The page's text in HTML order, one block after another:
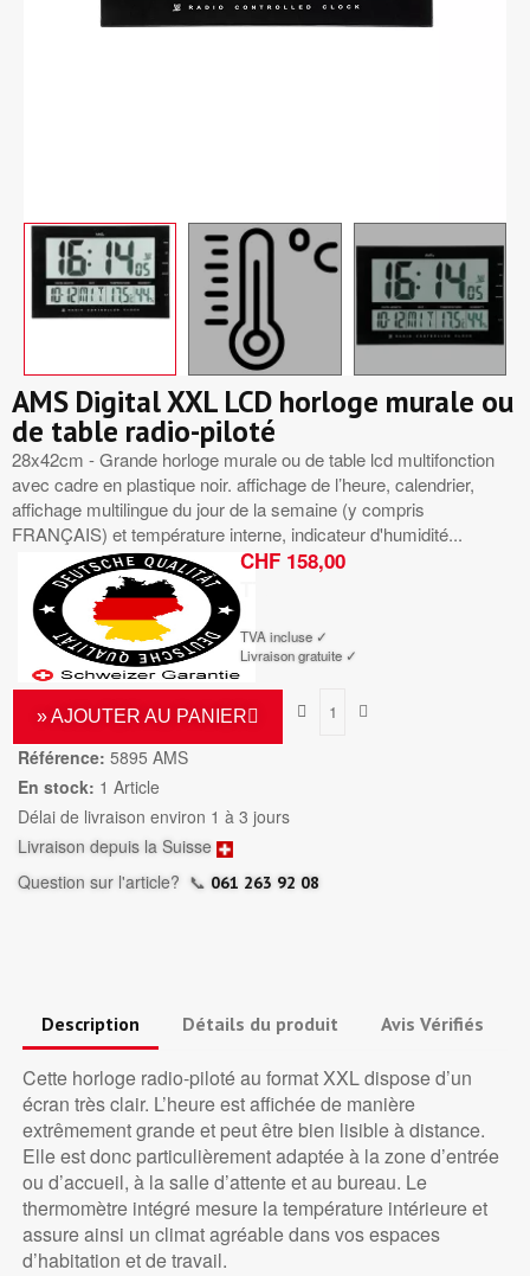
AMS Digital XXL LCD horloge murale ou
de table radio-piloté
28x42cm - Grande horloge murale ou de table lcd multifonction
avec cadre en plastique noir. affichage de l’heure, calendrier,
affichage multilingue du jour de la semaine (y compris
FRANÇAIS) et température interne, indicateur d'humidité...
CHF 158,00
TVA incluse ✓
Livraison gratuite ✓
» AJOUTER AU PANIER
Référence: 5895 AMS
En stock: 1 Article
Délai de livraison environ 1 à 3 jours
Livraison depuis la Suisse
Question sur l'article? 📞 061 263 92 08
Description Détails du produit Avis Vérifiés
Cette horloge radio-piloté au format XXL dispose d’un
écran très clair. L’heure est affichée de manière
extrêmement grande et peut être bien lisible à distance.
Elle est donc particulièrement adaptée à la zone d’entrée
ou d’accueil, à la salle d’attente et au bureau. Le
thermomètre intégré mesure la température intérieure et
assure ainsi un climat agréable dans vos espaces
d’habitation et de travail.